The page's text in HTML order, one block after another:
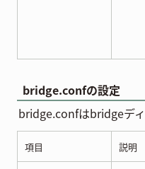
bridge.confの設定
bridge.confはbridgeディ
項目 説明